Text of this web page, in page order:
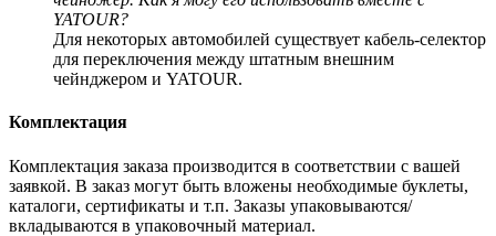
YATOUR?
Для некоторых автомобилей существует кабель-селектор
для переключения между штатным внешним
чейнджером и YATOUR.
Комплектация
Комплектация заказа производится в соответствии с вашей
заявкой. В заказ могут быть вложены необходимые буклеты,
каталоги, сертификаты и т.п. Заказы упаковываются/
вкладываются в упаковочный материал.